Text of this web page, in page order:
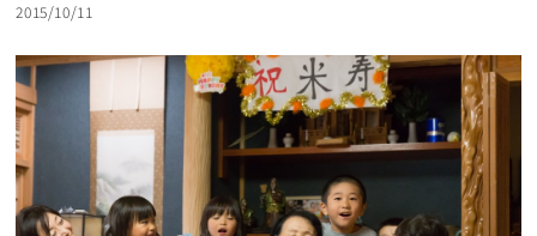
2015/10/11